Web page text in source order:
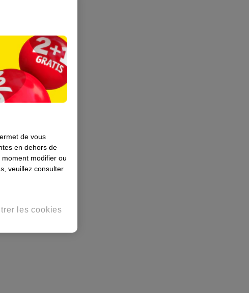
de vous
en dehors de
modifier ou
veuillez consulter
les cookies